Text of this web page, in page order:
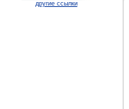
другие ссылки